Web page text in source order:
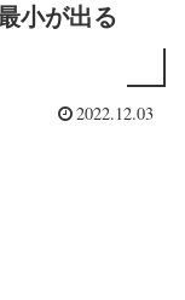
小が出る
2022.12.03